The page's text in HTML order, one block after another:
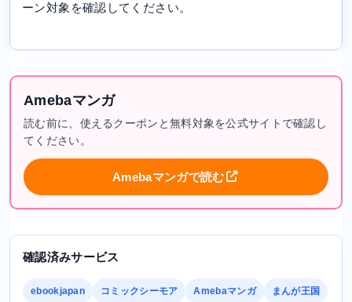
ーン対象を確認してください。
Amebaマンガ
読む前に、使えるクーポンと無料対象を公式サイトで確認し
てください。
Amebaマンガで読む
確認済みサービス
ebookjapan コミックシーモア Amebaマンガ まんが王国